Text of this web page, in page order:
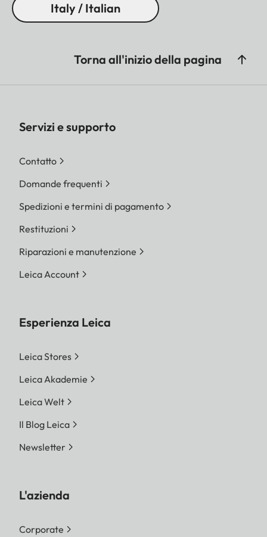
Italy / Italian
Torna all'inizio della pagina
Servizi e supporto
Contatto
Domande frequenti
Spedizioni e termini di pagamento
Restituzioni
Riparazioni e manutenzione
Leica Account
Esperienza Leica
Leica Stores
Leica Akademie
Leica Welt
Il Blog Leica
Newsletter
L'azienda
Corporate